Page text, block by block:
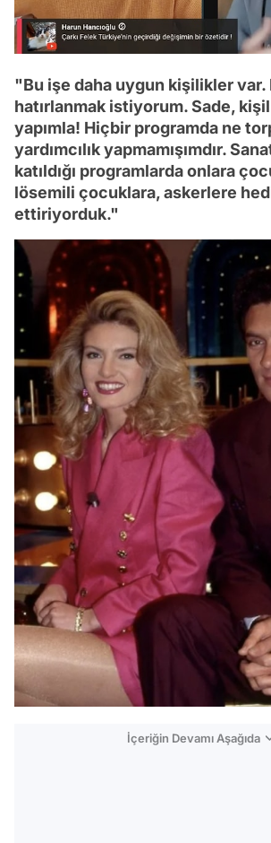
"Bu işe daha uygun kişilikler var.
hatırlanmak istiyorum. Sade,
yapımla! Hiçbir programda ne
yardımcılık yapmamışımdır.
katıldığı programlarda onlara
lösemili çocuklara, askerlere
ettiriyorduk."
İçeriğin Devamı Aşağıda